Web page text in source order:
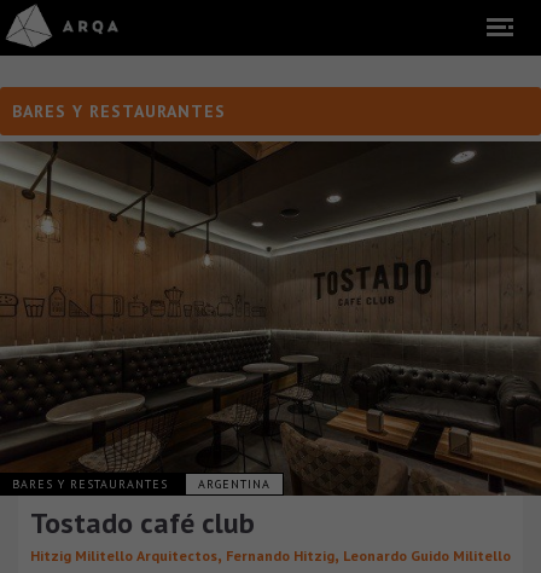
BARES Y RESTAURANTES
BARES Y RESTAURANTES ARGENTINA
Tostado café club
Hitzig Militello Arquitectos, Fernando Hitzig, Leonardo Guido Militello